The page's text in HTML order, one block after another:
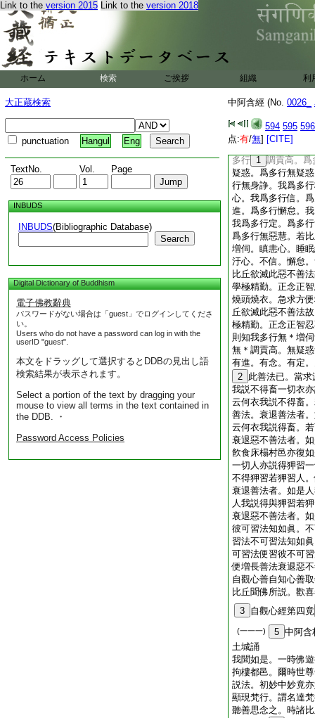
Link to the version 2015 Link to the version 2018
ホーム 検索 ご挨拶 組織 利
大正蔵検索
punctuation Hangul Eng
TextNo. Vol. Page
INBUDS
INBUDS(Bibliographic Database)
Search
Digital Dictionary of Buddhism
電子佛教辭典
パスワードがない場合は「guest」でログインしてくださ
い。
Users who do not have a password can log in with the
userID "guest".
本文をドラッグして選択するとDDBの見出し語
検索結果が表示されます。
Select a portion of the text by dragging your
mouse to view all terms in the text contained in
the DDB. ・
Password Access Policies
中阿含經 (No. 0026_
594 595 596
点:有/無] [CITE]
自觀心經第三
(一一〇) 12 中阿
獨園。爾時世尊告
如是。云何比丘善
觀。必多所饒益。
＊増伺。我爲多行
我爲多行睡眠纒。
多行 1 調貢高。爲
疑惑。爲多行無疑
行無身諍。我爲多
心。我爲多行信。
進。爲多行懈怠。
我爲多行定。爲多
爲多行無惡慧。若
増伺。瞋恚心。睡
汙心。不信。懈怠
比丘欲滅此惡不善
學極精勤。正念正
燒頭燒衣。急求方
丘欲滅此惡不善法
極精勤。正念正智
則知我多行無＊増
無＊調貢高。無疑
有進。有念。有定
2 此善法已。當
我説不得畜一切衣
云何衣我説不得畜
善法。衰退善法者
云何衣我説得畜。
衰退惡不善法者。
飮食床榻村邑亦復
一切人亦説得狎習
不得狎習若狎習人
衰退善法者。如是
人我説得與狎習若
衰退惡不善法者。
彼可習法知如眞。
習法不可習法知如
可習法便習彼不可
便増長善法衰退惡
自觀心善自知心善
比丘聞佛所説。歡
3 自觀心經第四竟
(一一一) 5 中阿含
土城誦
我聞如是。一時佛
拘樓都邑。爾時世
説法。初妙中妙竟
顯現梵行。謂名達
聽善思念之。時諸